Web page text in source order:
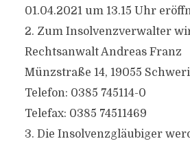
01.04.2021 um 13.15 Uhr
2. Zum Insolvenzverwalter
Rechtsanwalt Andreas Franz
Münzstraße 14, 19055
Telefon: 0385 745114-0
Telefax: 0385 74511469
3. Die Insolvenzgläubiger